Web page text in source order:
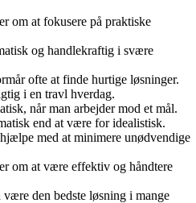
om at fokusere på praktiske
og handlekraftig i svære
ofte at finde hurtige løsninger.
i en travl hverdag.
når man arbejder mod et mål.
end at være for idealistisk.
med at minimere unødvendige
om at være effektiv og håndtere
den bedste løsning i mange